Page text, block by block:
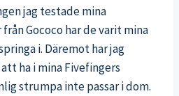
jag testade mina
Gococo har de varit mina
i. Däremot har jag
ha i mina Fivefingers
strumpa inte passar i dom.